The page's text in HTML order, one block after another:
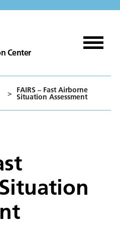
Center
> FAIRS – Fast Airborne
Situation Assessment